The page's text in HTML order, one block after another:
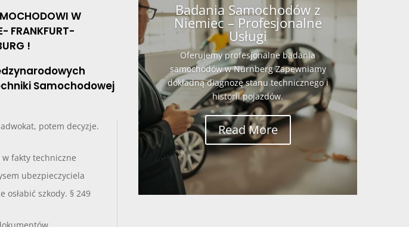
W
FRANKFURT-
!
Samochodowej
potem decyzje.
fakty techniczne
ubezpieczyciela
osłabić szkody. § 249
Badania Samochodów z
Niemiec – Profesjonalne
Usługi
Oferujemy profesjonalne badania
samochodów w Nürnberg Zapewniamy
dokładną diagnozę stanu technicznego i
historii pojazdów.
Read More